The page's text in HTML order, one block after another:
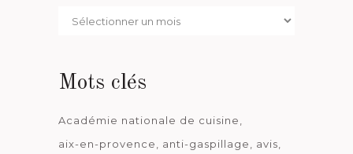
Par
Mots clés
Académie nationale de cuisine
aix-en-provence
anti-gaspillage
avis